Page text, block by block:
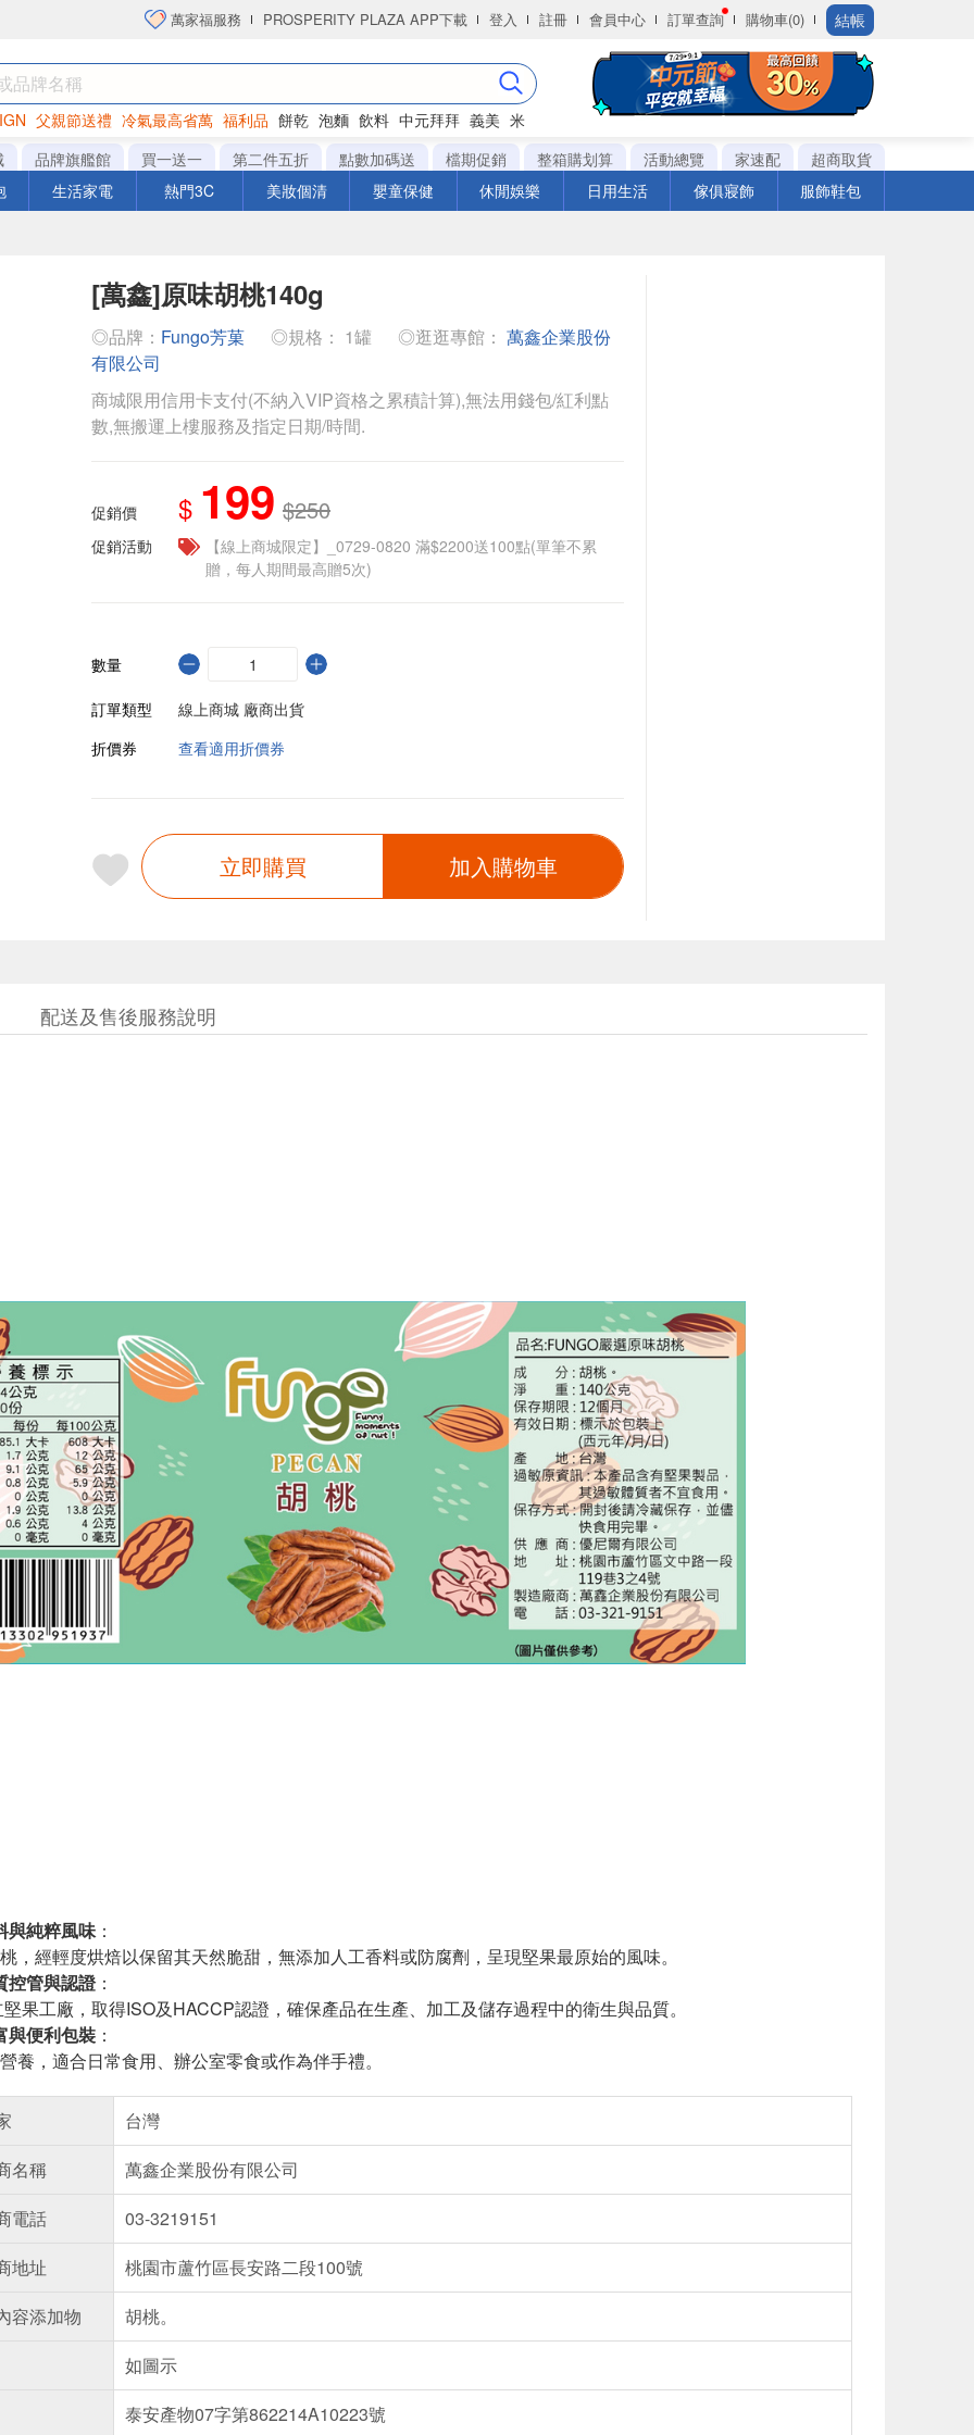
萬家福服務 PROSPERITY PLAZA APP下載 登入 註冊 會員中心 訂單查詢 購物車(0) 結帳
父親節送禮 冷氣最高省萬 福利品 餅乾 泡麵 飲料 中元拜拜 義美 米
洋芋片
品牌旗艦館 買一送一 第二件五折 點數加碼送 檔期促銷 整箱購划算 活動總覽 家速配
超商取貨
生活家電 熱門3C 美妝個清 嬰童保健 休閒娛樂 日用生活 傢俱寢飾 服飾鞋包
[萬鑫]原味胡桃140g
◎品牌： Fungo芳菓 ◎規格： 1罐 ◎逛逛專館： 萬鑫企業股份
有限公司
商城限用信用卡支付(不納入VIP資格之累積計算),無法用錢包/紅利點
數,無搬運上樓服務及指定日期/時間.
促銷價 $ 199 $250
促銷活動
【線上商城限定】_0729-0820 滿$2200送100點(單筆不累
贈，每人期間最高贈5次)
數量
訂單類型
線上商城 廠商出貨
折價券
查看適用折價券
立即購買 加入購物車
配送及售後服務說明
與純粹風味：
，經輕度烘焙以保留其天然脆甜，無添加人工香料或防腐劑，呈現堅果最原始的風味。
控管與認證：
果工廠，取得ISO及HACCP認證，確保產品在生產、加工及儲存過程中的衛生與品質。
與便利包裝 ：
養，適合日常食用、辦公室零食或作為伴手禮。
台灣
名稱
萬鑫企業股份有限公司
電話
03-3219151
地址
桃園市蘆竹區長安路二段100號
容添加物
胡桃。
如圖示
泰安產物07字第862214A10223號